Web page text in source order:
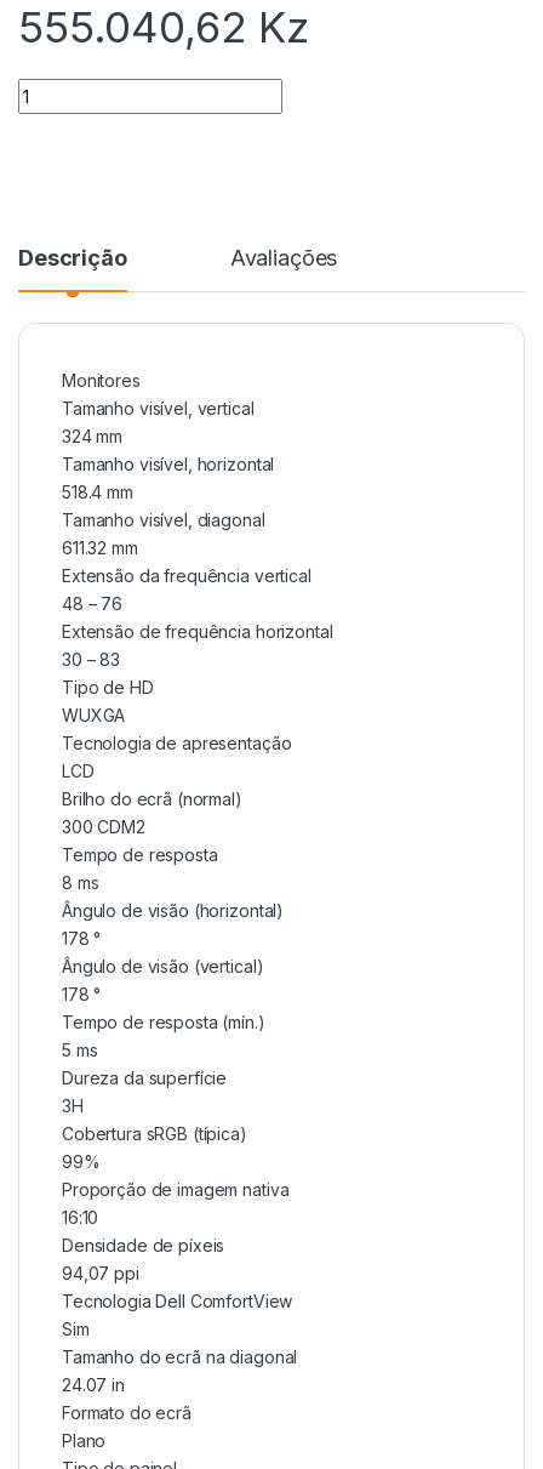
555.040,62 Kz
Quantidade
Descrição Avaliações
Monitores
Tamanho visível, vertical
324 mm
Tamanho visível, horizontal
518.4 mm
Tamanho visível, diagonal
611.32 mm
Extensão da frequência vertical
48 – 76
Extensão de frequência horizontal
30 – 83
Tipo de HD
WUXGA
Tecnologia de apresentação
LCD
Brilho do ecrã (normal)
300 CDM2
Tempo de resposta
8 ms
Ângulo de visão (horizontal)
178 °
Ângulo de visão (vertical)
178 °
Tempo de resposta (mín.)
5 ms
Dureza da superfície
3H
Cobertura sRGB (típica)
99%
Proporção de imagem nativa
16:10
Densidade de píxeis
94,07 ppi
Tecnologia Dell ComfortView
Sim
Tamanho do ecrã na diagonal
24.07 in
Formato do ecrã
Plano